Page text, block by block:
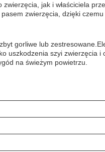
jak i właściciela
zwierzęcia, dzięki
gorliwe lub
uszkodzenia szyi zwierzęcia i
na świeżym powietrzu.